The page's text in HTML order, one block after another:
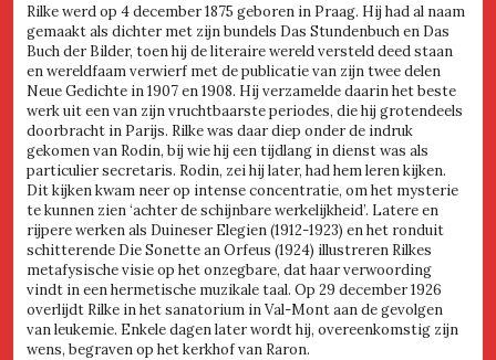
Rilke werd op 4 december 1875 geboren in Praag. Hij had al naam
gemaakt als dichter met zijn bundels Das Stundenbuch en Das
Buch der Bilder, toen hij de literaire wereld versteld deed staan
en wereldfaam verwierf met de publicatie van zijn twee delen
Neue Gedichte in 1907 en 1908. Hij verzamelde daarin het beste
werk uit een van zijn vruchtbaarste periodes, die hij grotendeels
doorbracht in Parijs. Rilke was daar diep onder de indruk
gekomen van Rodin, bij wie hij een tijdlang in dienst was als
particulier secretaris. Rodin, zei hij later, had hem leren kijken.
Dit kijken kwam neer op intense concentratie, om het mysterie
te kunnen zien ‘achter de schijnbare werkelijkheid’. Latere en
rijpere werken als Duineser Elegien (1912-1923) en het ronduit
schitterende Die Sonette an Orfeus (1924) illustreren Rilkes
metafysische visie op het onzegbare, dat haar verwoording
vindt in een hermetische muzikale taal. Op 29 december 1926
overlijdt Rilke in het sanatorium in Val-Mont aan de gevolgen
van leukemie. Enkele dagen later wordt hij, overeenkomstig zijn
wens, begraven op het kerkhof van Raron.